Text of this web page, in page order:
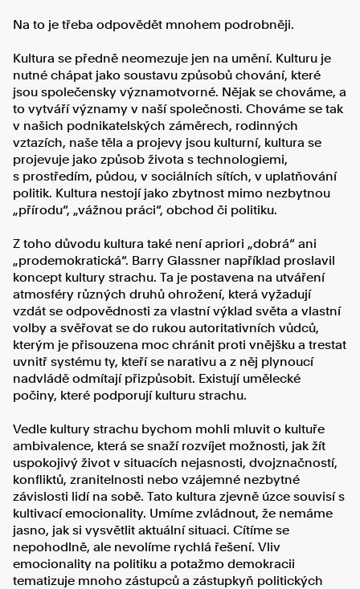
Na to je třeba odpovědět mnohem podrobněji.
Kultura se předně neomezuje jen na umění. Kulturu je
nutné chápat jako soustavu způsobů chování, které
jsou společensky významotvorné. Nějak se chováme, a
to vytváří významy v naší společnosti. Chováme se tak
v našich podnikatelských záměrech, rodinných
vztazích, naše těla a projevy jsou kulturní, kultura se
projevuje jako způsob života s technologiemi,
s prostředím, půdou, v sociálních sítích, v uplatňování
politik. Kultura nestojí jako zbytnost mimo nezbytnou
„přírodu“, „vážnou práci“, obchod či politiku.
Z toho důvodu kultura také není apriori „dobrá“ ani
„prodemokratická“. Barry Glassner například proslavil
koncept kultury strachu. Ta je postavena na utváření
atmosféry různých druhů ohrožení, která vyžadují
vzdát se odpovědnosti za vlastní výklad světa a vlastní
volby a svěřovat se do rukou autoritativních vůdců,
kterým je přisouzena moc chránit proti vnějšku a trestat
uvnitř systému ty, kteří se narativu a z něj plynoucí
nadvládě odmítají přizpůsobit. Existují umělecké
počiny, které podporují kulturu strachu.
Vedle kultury strachu bychom mohli mluvit o kultuře
ambivalence, která se snaží rozvíjet možnosti, jak žít
uspokojivý život v situacích nejasnosti, dvojznačností,
konfliktů, zranitelnosti nebo vzájemné nezbytné
závislosti lidí na sobě. Tato kultura zjevně úzce souvisí s
kultivací emocionality. Umíme zvládnout, že nemáme
jasno, jak si vysvětlit aktuální situaci. Cítíme se
nepohodlně, ale nevolíme rychlá řešení. Vliv
emocionality na politiku a potažmo demokracii
tematizuje mnoho zástupců a zástupkyň politických